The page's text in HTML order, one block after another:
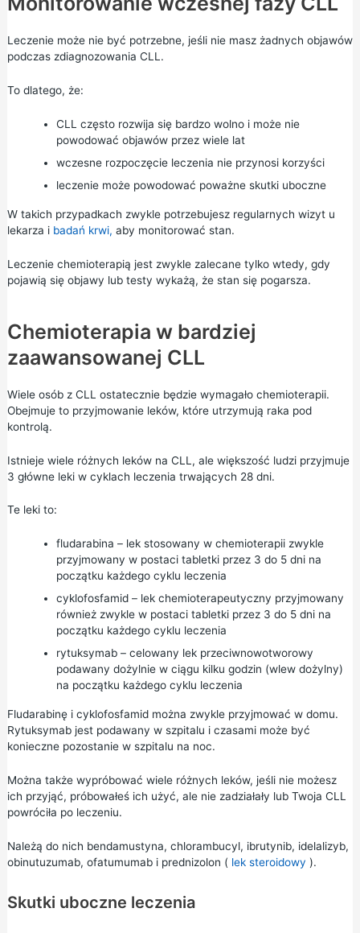
Leczenie może nie być potrzebne, jeśli nie masz żadnych objawów
podczas zdiagnozowania CLL.
To dlatego, że:
CLL często rozwija się bardzo wolno i może nie
powodować objawów przez wiele lat
wczesne rozpoczęcie leczenia nie przynosi korzyści
leczenie może powodować poważne skutki uboczne
W takich przypadkach zwykle potrzebujesz regularnych wizyt u
lekarza i badań krwi, aby monitorować stan.
Leczenie chemioterapią jest zwykle zalecane tylko wtedy, gdy
pojawią się objawy lub testy wykażą, że stan się pogarsza.
Chemioterapia w bardziej
zaawansowanej CLL
Wiele osób z CLL ostatecznie będzie wymagało chemioterapii.
Obejmuje to przyjmowanie leków, które utrzymują raka pod
kontrolą.
Istnieje wiele różnych leków na CLL, ale większość ludzi przyjmuje
3 główne leki w cyklach leczenia trwających 28 dni.
Te leki to:
fludarabina – lek stosowany w chemioterapii zwykle
przyjmowany w postaci tabletki przez 3 do 5 dni na
początku każdego cyklu leczenia
cyklofosfamid – lek chemioterapeutyczny przyjmowany
również zwykle w postaci tabletki przez 3 do 5 dni na
początku każdego cyklu leczenia
rytuksymab – celowany lek przeciwnowotworowy
podawany dożylnie w ciągu kilku godzin (wlew dożylny)
na początku każdego cyklu leczenia
Fludarabinę i cyklofosfamid można zwykle przyjmować w domu.
Rytuksymab jest podawany w szpitalu i czasami może być
konieczne pozostanie w szpitalu na noc.
Można także wypróbować wiele różnych leków, jeśli nie możesz
ich przyjąć, próbowałeś ich użyć, ale nie zadziałały lub Twoja CLL
powróciła po leczeniu.
Należą do nich bendamustyna, chlorambucyl, ibrutynib, idelalizyb,
obinutuzumab, ofatumumab i prednizolon ( lek steroidowy ).
Skutki uboczne leczenia